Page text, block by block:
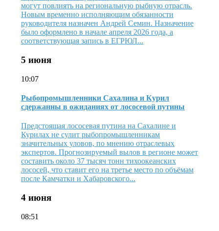
могут повлиять на региональную рыбную отрасль.
Новым временно исполняющим обязанности
руководителя назначен Андрей Семин. Назначение
было оформлено в начале апреля 2026 года, а
соответствующая запись в ЕГРЮЛ...
5 июня
10:07
Рыбопромышленники Сахалина и Курил
сдержанны в ожиданиях от лососевой путины
Предстоящая лососевая путина на Сахалине и
Курилах не сулит рыбопромышленникам
значительных уловов, по мнению отраслевых
экспертов. Прогнозируемый вылов в регионе может
составить около 37 тысяч тонн тихоокеанских
лососей, что ставит его на третье место по объёмам
после Камчатки и Хабаровского...
4 июня
08:51